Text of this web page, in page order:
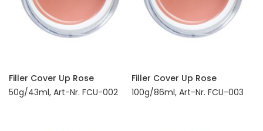
Filler Cover Up Rose
50g/43ml, Art-Nr. FCU-002
Filler Cover Up Rose
100g/86ml, Art-Nr. FCU-003